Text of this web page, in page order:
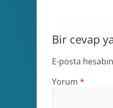
Bir cevap
E-posta
Yorum *